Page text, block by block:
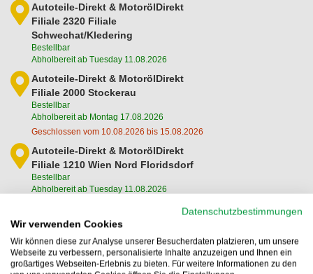
Autoteile-Direkt & MotorölDirekt
Filiale 2320 Filiale
Schwechat/Kledering
Bestellbar
Abholbereit ab Tuesday 11.08.2026
Autoteile-Direkt & MotorölDirekt
Filiale 2000 Stockerau
Bestellbar
Abholbereit ab Montag 17.08.2026
Geschlossen vom 10.08.2026 bis 15.08.2026
Autoteile-Direkt & MotorölDirekt
Filiale 1210 Wien Nord Floridsdorf
Bestellbar
Abholbereit ab Tuesday 11.08.2026
Autoteile-Direkt & MotorölDirekt
Filiale 2345 Brunn am Gebirge
Abholbereit ab Tuesday 11.08.2026
Autoteile-Direkt & MotorölDirekt
Datenschutzbestimmungen
Wir verwenden Cookies
Wir können diese zur Analyse unserer Besucherdaten platzieren, um unsere
Webseite zu verbessern, personalisierte Inhalte anzuzeigen und Ihnen ein
großartiges Webseiten-Erlebnis zu bieten. Für weitere Informationen zu den